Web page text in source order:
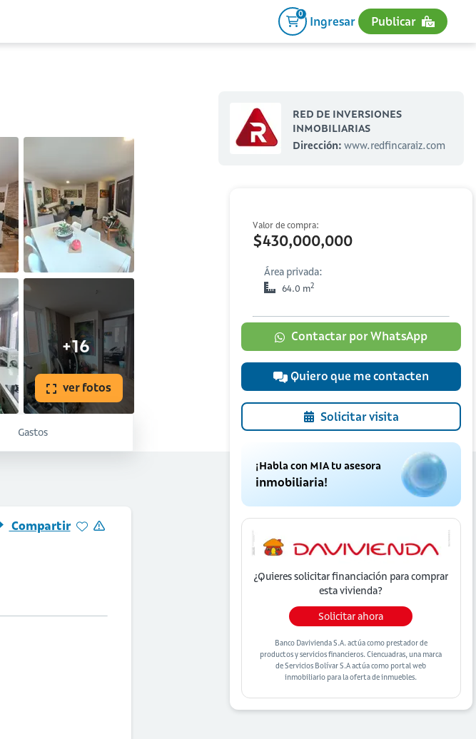
0
Ingresar Publicar
+16
ver fotos
RED DE INVERSIONES
INMOBILIARIAS
Dirección: www.redfincaraiz.com
Valor de compra:
$430,000,000
Área privada:
64.0 m2
Contactar por WhatsApp
Quiero que me contacten
Solicitar visita
¡Habla con MIA tu asesora
inmobiliaria!
¿Quieres solicitar financiación paracomprar
esta vivienda?
Solicitar ahora
Banco Davivienda S.A. actúa como prestador de
productos y servicios financieros. Ciencuadras, una marca
de Servicios Bolívar S.A actúa como portal web
inmobiliario para la oferta de inmuebles.
Gastos
Compartir